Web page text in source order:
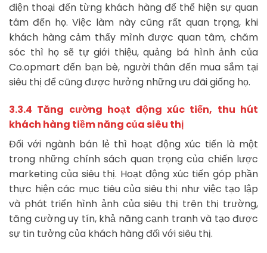
điện thoại đến từng khách hàng để thể hiện sự quan
tâm đến họ. Việc làm này cũng rất quan trọng, khi
khách hàng cảm thấy mình được quan tâm, chăm
sóc thì họ sẽ tự giới thiệu, quảng bá hình ảnh của
Co.opmart đến bạn bè, người thân đến mua sắm tại
siêu thị để cũng được hưởng những ưu đãi giống họ.
3.3.4 Tăng cường hoạt động xúc tiến, thu hút
khách hàng tiềm năng của siêu thị
Đối với ngành bán lẻ thì hoạt động xúc tiến là một
trong những chính sách quan trọng của chiến lược
marketing của siêu thị. Hoạt động xúc tiến góp phần
thực hiện các mục tiêu của siêu thị như việc tạo lập
và phát triển hình ảnh của siêu thị trên thị trường,
tăng cường uy tín, khả năng cạnh tranh và tạo được
sự tin tưởng của khách hàng đối với siêu thị.